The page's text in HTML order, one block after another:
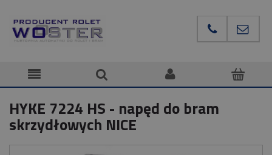
HYKE 7224 HS - napęd do bram
skrzydłowych NICE